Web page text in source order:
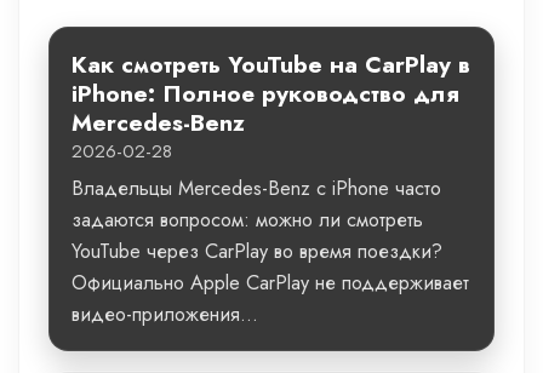
Как смотреть YouTube на CarPlay в
iPhone: Полное руководство для
Mercedes-Benz
2026-02-28
Владельцы Mercedes-Benz с iPhone часто
задаются вопросом: можно ли смотреть
YouTube через CarPlay во время поездки?
Официально Apple CarPlay не поддерживает
видео-приложения...